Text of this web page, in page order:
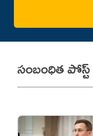
సంబంధిత పోస్ట్